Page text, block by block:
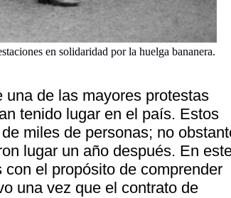
en solidaridad por la huelga bananera.
de las mayores protestas
tenido lugar en el país. Estos
miles de personas; no
lugar un año después. En
el propósito de comprender
una vez que el contrato de